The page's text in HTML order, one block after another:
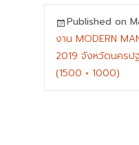
Published on
งาน MODERN
2019 จังหวัดนครป
(1500 × 1000)